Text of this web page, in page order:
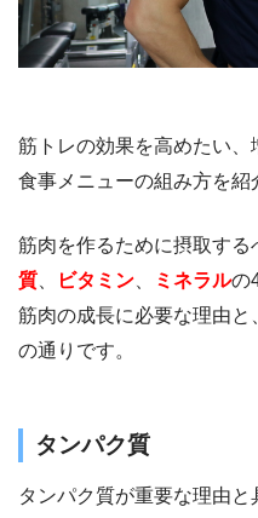
筋トレの効果を高めたい
食事メニューの組み方を紹
筋肉を作るために摂取する
質
ビタミン ミネラルの
筋肉の成長に必要な理由
の通りです。
タンパク質
タンパク質が重要な理由